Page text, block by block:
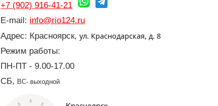
+7 (902) 916-41-21
E-mail: info@rio124.ru
Адрес: Красноярск,ул. Краснодарская, д. 8
Режим работы:
ПН-ПТ - 9.00-17.00
СБ, ВС- выходной